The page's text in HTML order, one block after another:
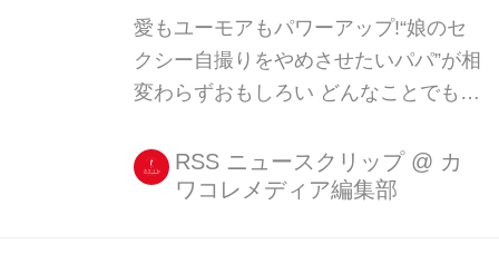
愛もユーモアもパワーアップ!“娘のセ
クシー自撮りをやめさせたいパパ”が相
変わらずおもしろい どんなことでも、
って魅力的ですよね。 以前、ISUTAで
も掲載した、娘のセクシー自撮りをや
RSS ニュースクリップ @ カ
ワコレメディア編集部